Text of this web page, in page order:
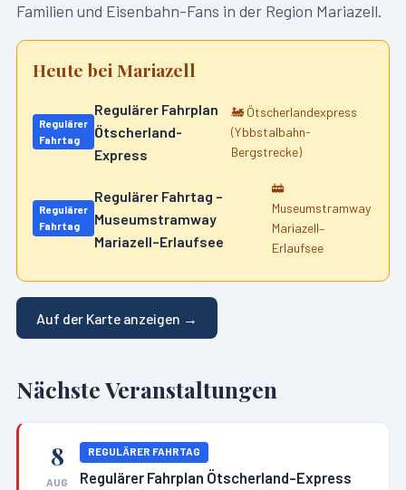
Familien und Eisenbahn-Fans in der Region Mariazell.
Heute beiMariazell
Regulärer
Fahrtag
Regulärer Fahrplan
Ötscherland-
Express
🚂 Ötscherlandexpress
(Ybbstalbahn-
Bergstrecke)
Regulärer
Fahrtag
Regulärer Fahrtag –
Museumstramway
Mariazell–Erlaufsee
🚋
Museumstramway
Mariazell–
Erlaufsee
Auf der Karte anzeigen →
Nächste Veranstaltungen
8
AUG
REGULÄRER FAHRTAG
Regulärer Fahrplan Ötscherland-Express